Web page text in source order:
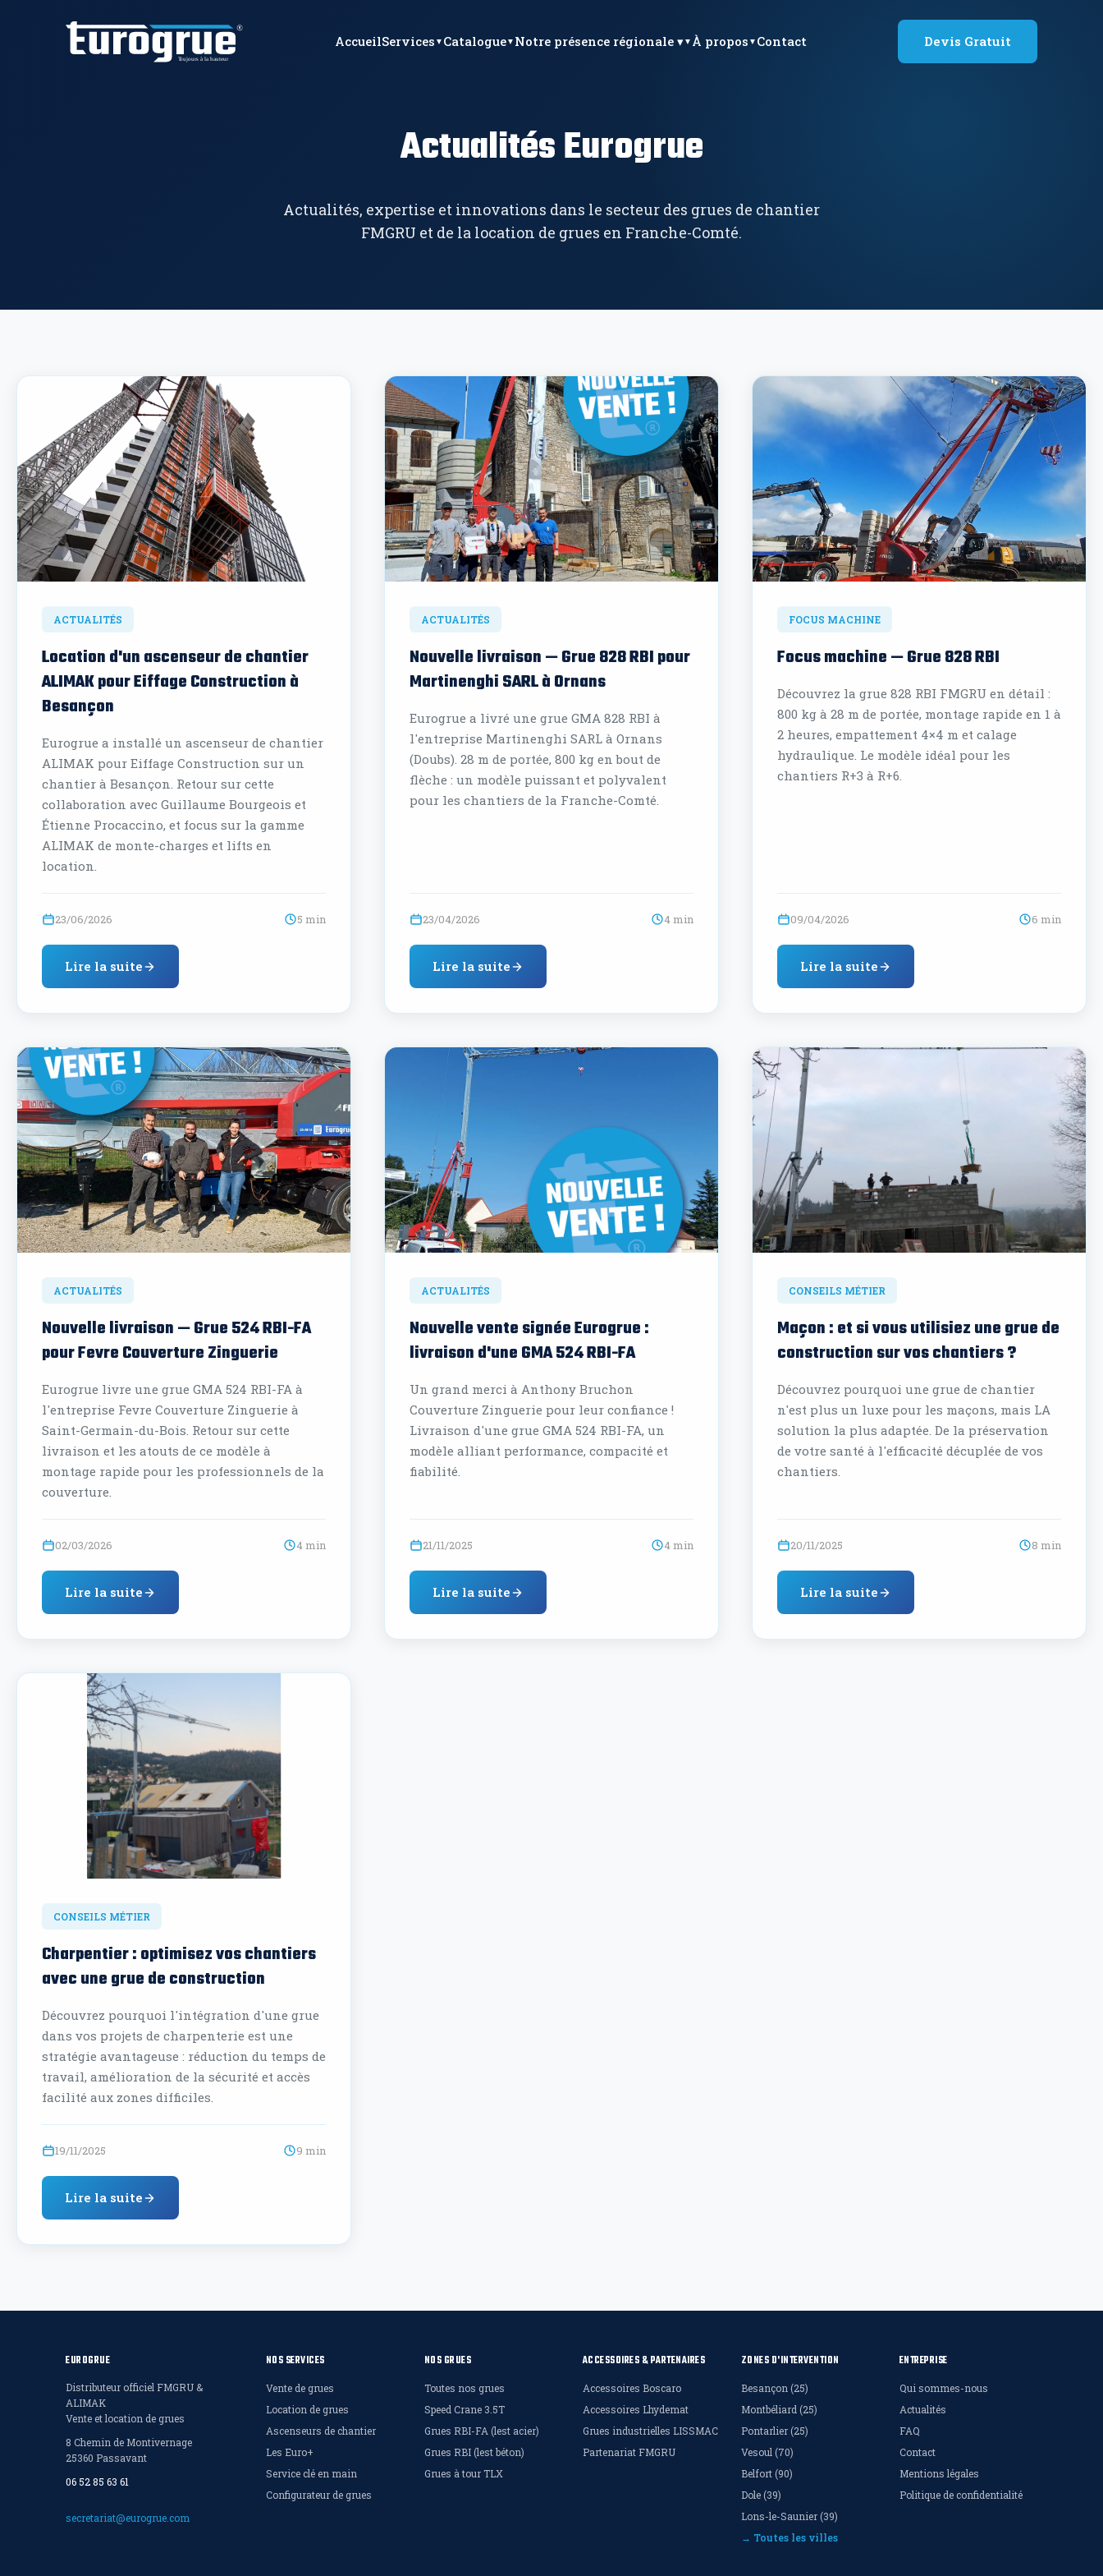
AccueilServices Catalogue Notre présence régionale ▾ À propos Contact Devis Gratuit
Actualités Eurogrue
Actualités, expertise et innovations dans le secteur des grues de chantier
FMGRU et de la location de grues en Franche-Comté.
ACTUALITÉS
Location d'un ascenseur de chantier
ALIMAK pour Eiffage Construction à
Besançon
Eurogrue a installé un ascenseur de chantier
ALIMAK pour Eiffage Construction sur un
chantier à Besançon. Retour sur cette
collaboration avec Guillaume Bourgeois et
Étienne Procaccino, et focus sur la gamme
ALIMAK de monte-charges et lifts en
location.
23/06/2026 5 min
Lire la suite
ACTUALITÉS
Nouvelle livraison — Grue 828 RBI pour
Martinenghi SARL à Ornans
Eurogrue a livré une grue GMA 828 RBI à
l'entreprise Martinenghi SARL à Ornans
(Doubs). 28 m de portée, 800 kg en bout de
flèche : un modèle puissant et polyvalent
pour les chantiers de la Franche-Comté.
23/04/2026 4 min
Lire la suite
FOCUS MACHINE
Focus machine — Grue 828 RBI
Découvrez la grue 828 RBI FMGRU en détail :
800 kg à 28 m de portée, montage rapide en 1 à
2 heures, empattement 4×4 m et calage
hydraulique. Le modèle idéal pour les
chantiers R+3 à R+6.
09/04/2026 6 min
Lire la suite
ACTUALITÉS
Nouvelle livraison — Grue 524 RBI-FA
pour Fevre Couverture Zinguerie
Eurogrue livre une grue GMA 524 RBI-FA à
l'entreprise Fevre Couverture Zinguerie à
Saint-Germain-du-Bois. Retour sur cette
livraison et les atouts de ce modèle à
montage rapide pour les professionnels de la
couverture.
02/03/2026 4 min
Lire la suite
ACTUALITÉS
Nouvelle vente signée Eurogrue :
livraison d'une GMA 524 RBI-FA
Un grand merci à Anthony Bruchon
Couverture Zinguerie pour leur confiance !
Livraison d'une grue GMA 524 RBI-FA, un
modèle alliant performance, compacité et
fiabilité.
21/11/2025 4 min
Lire la suite
CONSEILS MÉTIER
Maçon : et si vous utilisiez une grue de
construction sur vos chantiers ?
Découvrez pourquoi une grue de chantier
n'est plus un luxe pour les maçons, mais LA
solution la plus adaptée. De la préservation
de votre santé à l'efficacité décuplée de vos
chantiers.
20/11/2025 8 min
Lire la suite
CONSEILS MÉTIER
Charpentier : optimisez vos chantiers
avec une grue de construction
Découvrez pourquoi l'intégration d'une grue
dans vos projets de charpenterie est une
stratégie avantageuse : réduction du temps de
travail, amélioration de la sécurité et accès
facilité aux zones difficiles.
19/11/2025 9 min
Lire la suite
EUROGRUE
Distributeur officiel FMGRU &
ALIMAK
Vente et location de grues
8 Chemin de Montivernage
25360 Passavant
06 52 85 63 61
secretariat@eurogrue.com
NOS SERVICES
Vente de grues
Location de grues
Ascenseurs de chantier
Les Euro+
Service clé en main
Configurateur de grues
NOS GRUES
Toutes nos grues
Speed Crane 3.5T
Grues RBI-FA (lest acier)
Grues RBI (lest béton)
Grues à tour TLX
ACCESSOIRES & PARTENAIRES
Accessoires Boscaro
Accessoires Lhydemat
Grues industrielles LISSMAC
Partenariat FMGRU
ZONES D'INTERVENTION
Besançon (25)
Montbéliard (25)
Pontarlier (25)
Vesoul (70)
Belfort (90)
Dole (39)
Lons-le-Saunier (39)
→ Toutes les villes
ENTREPRISE
Qui sommes-nous
Actualités
FAQ
Contact
Mentions légales
Politique de confidentialité